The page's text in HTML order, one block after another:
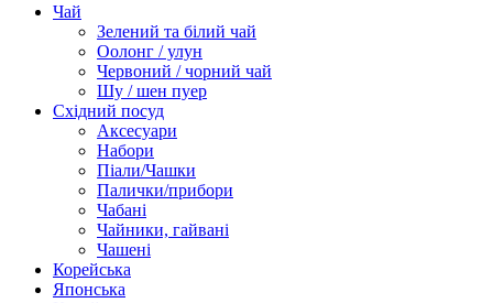
Чай
Зелений та білий чай
Оолонг / улун
Червоний / чорний чай
Шу / шен пуер
Східний посуд
Аксесуари
Набори
Піали/Чашки
Палички/прибори
Чабані
Чайники, гайвані
Чашені
Корейська
Японська